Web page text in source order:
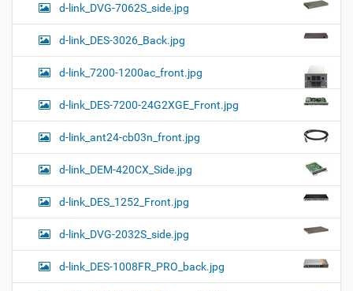
d-link_DVG-7062S_side.jpg
d-link_DES-3026_Back.jpg
d-link_7200-1200ac_front.jpg
d-link_DES-7200-24G2XGE_Front.jpg
d-link_ant24-cb03n_front.jpg
d-link_DEM-420CX_Side.jpg
d-link_DES_1252_Front.jpg
d-link_DVG-2032S_side.jpg
d-link_DES-1008FR_PRO_back.jpg